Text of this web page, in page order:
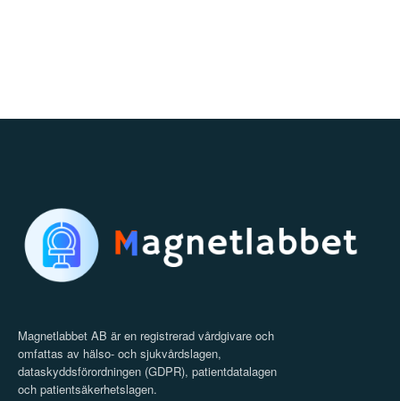
Magnetlabbet AB är en registrerad vårdgivare och
omfattas av hälso- och sjukvårdslagen,
dataskyddsförordningen (GDPR), patientdatalagen
och patientsäkerhetslagen.